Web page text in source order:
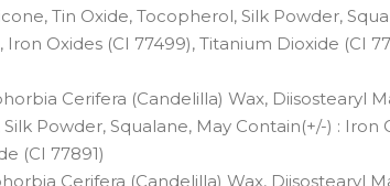
Tin Oxide, Tocopherol, Silk Powder,
Oxides (CI 77499), Titanium Dioxide (CI
Cerifera (Candelilla) Wax, Diisostearyl
Powder, Squalane, May Contain(+/-) : Iron
(CI 77891)
Cerifera (Candelilla) Wax, Diisostearyl